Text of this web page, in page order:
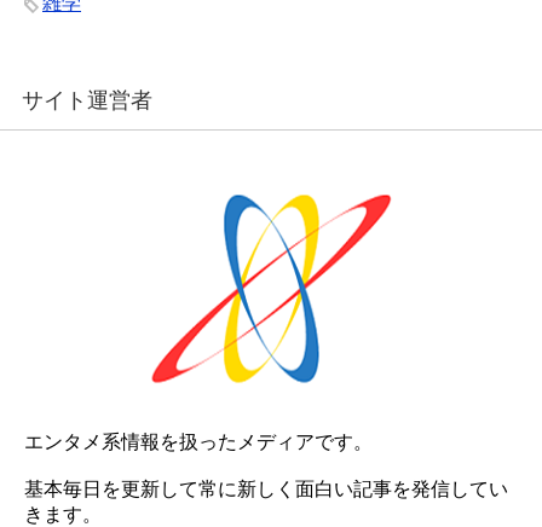
サイト運営者
エンタメ系情報を扱ったメディアです。
基本毎日を更新して常に新しく面白い記事を発信してい
きます。